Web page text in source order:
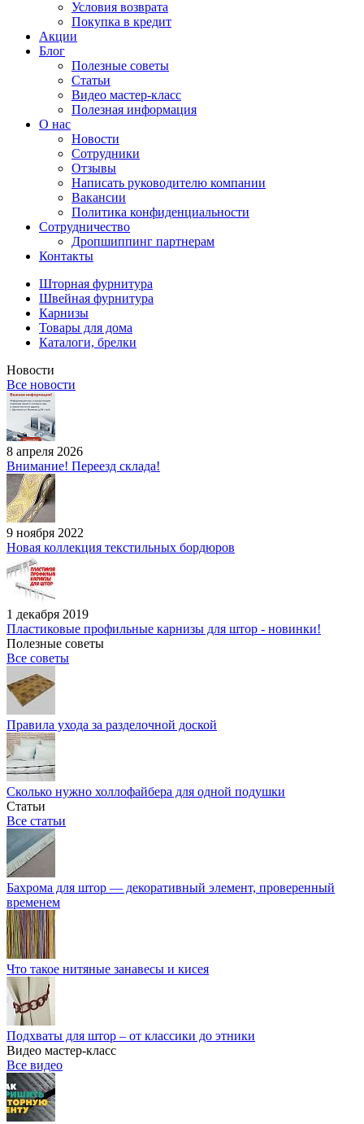
Условия возврата
Покупка в кредит
Акции
Блог
Полезные советы
Статьи
Видео мастер-класс
Полезная информация
О нас
Новости
Сотрудники
Отзывы
Написать руководителю компании
Вакансии
Политика конфиденциальности
Сотрудничество
Дропшиппинг партнерам
Контакты
Шторная фурнитура
Швейная фурнитура
Карнизы
Товары для дома
Каталоги, брелки
Новости
Все новости
8 апреля 2026
Внимание! Переезд склада!
9 ноября 2022
Новая коллекция текстильных бордюров
1 декабря 2019
Пластиковые профильные карнизы для штор - новинки!
Полезные советы
Все советы
Правила ухода за разделочной доской
Сколько нужно холлофайбера для одной подушки
Статьи
Все статьи
Бахрома для штор — декоративный элемент, проверенный
временем
Что такое нитяные занавесы и кисея
Подхваты для штор – от классики до этники
Видео мастер-класс
Все видео